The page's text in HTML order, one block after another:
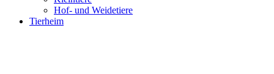
Hof- und Weidetiere
Tierheim